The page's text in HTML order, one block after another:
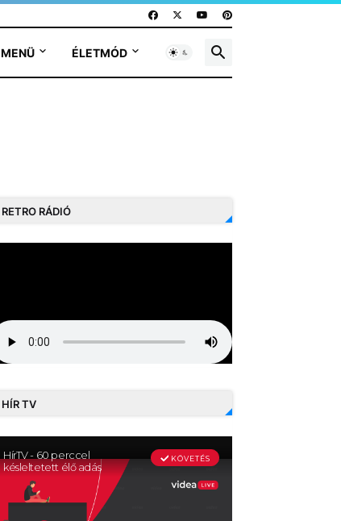
MENÜ ÉLETMÓD
RETRO RÁDIÓ
HÍR TV